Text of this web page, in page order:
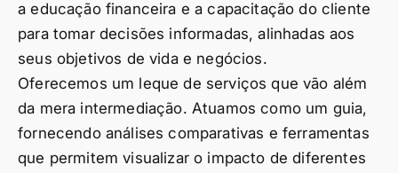
a educação financeira e a capacitação do cliente
para tomar decisões informadas, alinhadas aos
seus objetivos de vida e negócios.
Oferecemos um leque de serviços que vão além
da mera intermediação. Atuamos como um guia,
fornecendo análises comparativas e ferramentas
que permitem visualizar o impacto de diferentes